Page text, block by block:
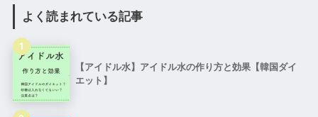
よく読まれている記事
1
【アイドル水】アイドル水の作り方と効果【韓国ダイ
エット】